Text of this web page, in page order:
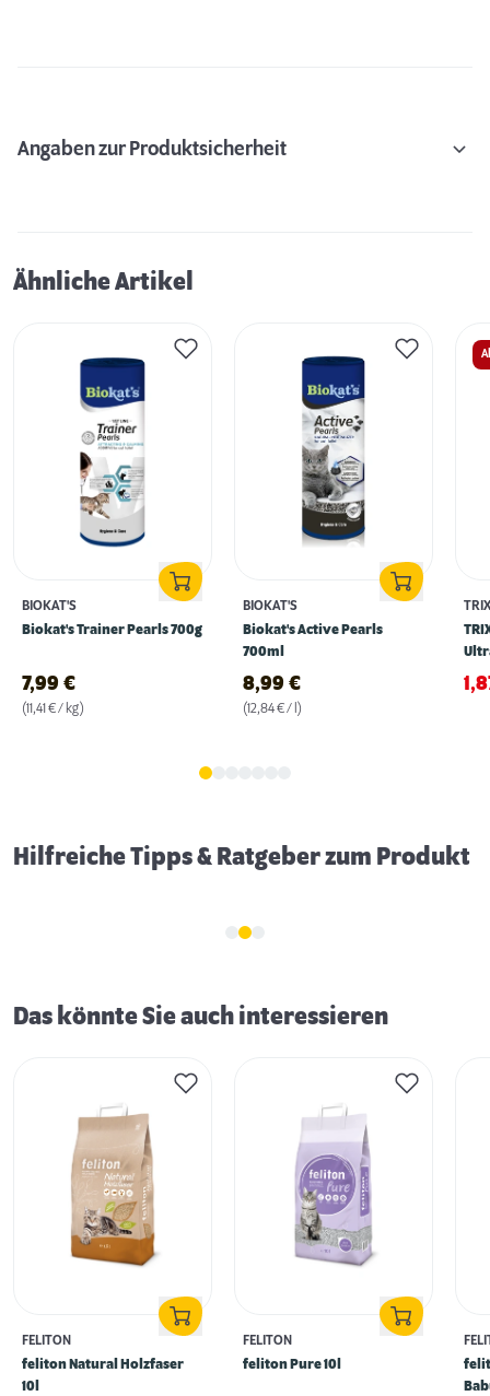
Angaben zur Produktsicherheit
Ähnliche Artikel
BIOKAT'S
Biokat's Trainer Pearls 700g
7,99 €
(11,41 € / kg)
BIOKAT'S
Biokat's Active Pearls
700ml
8,99 €
(12,84 € / l)
Hilfreiche Tipps & Ratgeber zum Produkt
Das könnte Sie auch interessieren
FELITON
feliton Natural Holzfaser
10l
FELITON
feliton Pure 10l